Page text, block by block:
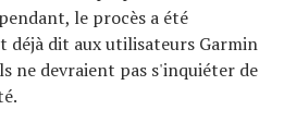
le procès a été
déjà dit aux utilisateurs Garmin
ne devraient pas s'inquiéter de